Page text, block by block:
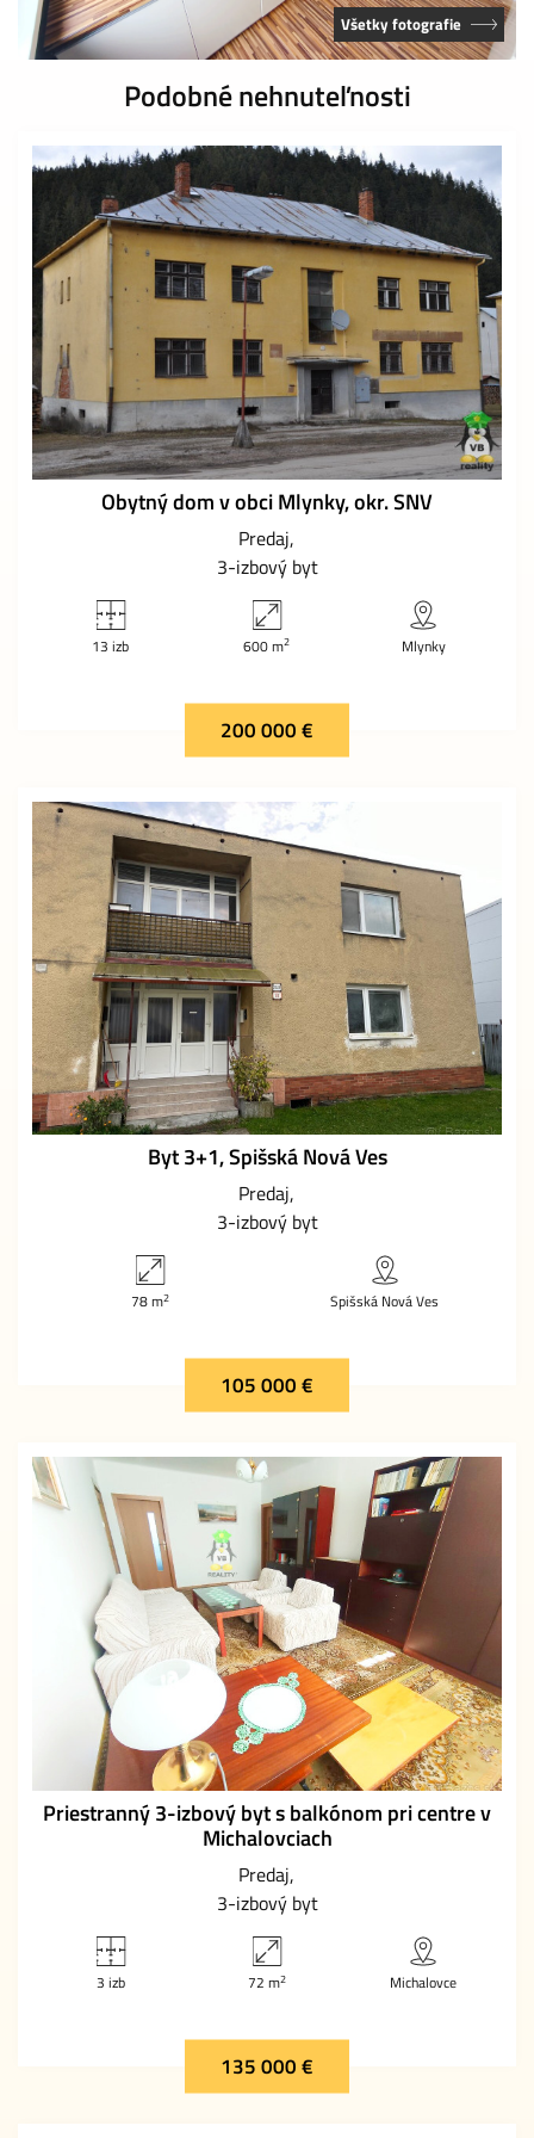
Všetky fotografie
Podobné nehnuteľnosti
Obytný dom v obci Mlynky, okr. SNV
Predaj
3-izbový byt
13 izb 600 m2 Mlynky
200 000 €
Byt 3+1, Spišská Nová Ves
Predaj
3-izbový byt
78 m2 Spišská Nová Ves
105 000 €
Priestranný 3-izbový byt s balkónom pri centre v
Michalovciach
Predaj
3-izbový byt
3 izb 72 m2 Michalovce
135 000 €